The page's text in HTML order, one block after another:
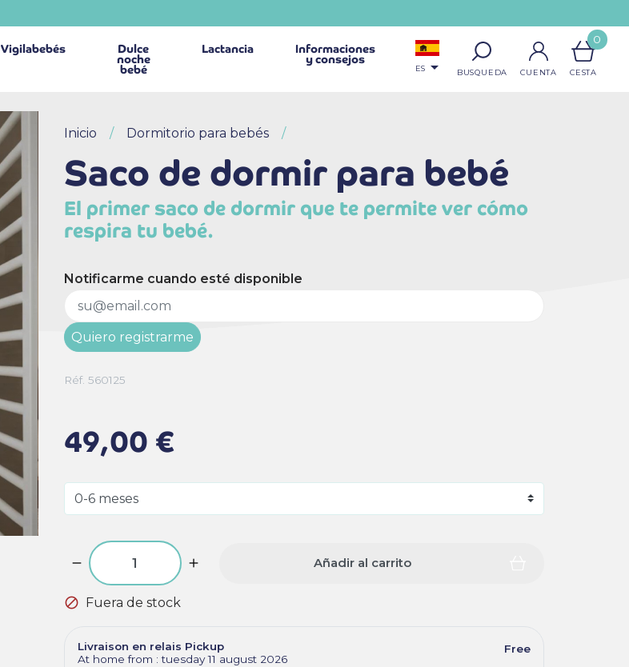
Vigilabebés Dulce
noche
bebé
Lactancia Informaciones
y consejos
ES
0
Inicio Dormitorio para bebés
Saco de dormir para bebé
El primer saco de dormir que te permite ver cómo
respira tu bebé.
Notificarme cuando esté disponible
Quiero registrarme
Réf. 560125
49,00 €
Añadir al carrito
 Fuera de stock
Livraison en relais Pickup
At home from : tuesday 11 august 2026
Free